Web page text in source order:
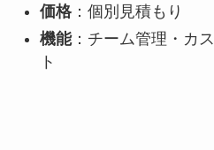
価格：個別見積もり
機能：チーム管理・カ
ト